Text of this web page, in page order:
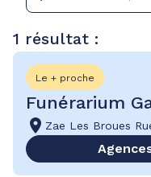
1 résultat :
Le + proche
Funérarium
Zae Les Broues